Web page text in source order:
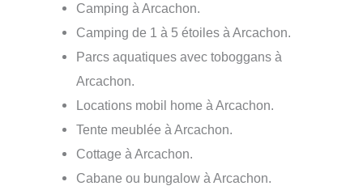
Camping à Arcachon.
Camping de 1 à 5 étoiles à Arcachon.
Parcs aquatiques avec toboggans à
Arcachon.
Locations mobil home à Arcachon.
Tente meublée à Arcachon.
Cottage à Arcachon.
Cabane ou bungalow à Arcachon.